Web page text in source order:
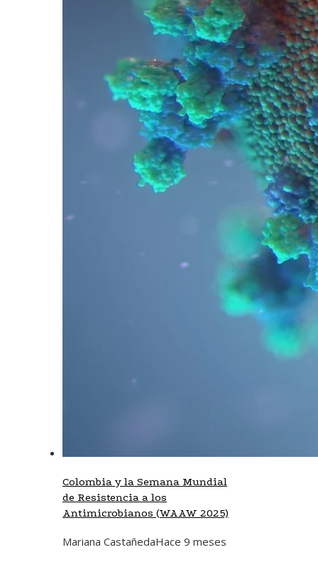
Colombia y la Semana Mundial
de Resistencia a los
Antimicrobianos (WAAW 2025)
Mariana CastañedaHace 9 meses